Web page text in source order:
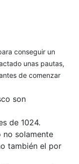
conseguir un
unas pautas,
de comenzar
son
de 1024.
no solamente
también el por